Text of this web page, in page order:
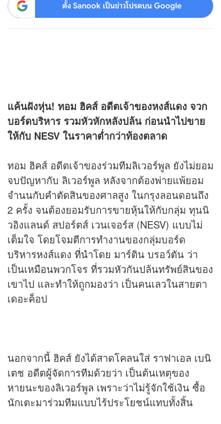
ตั้ง Sanook เป็นข่าวโปรดบน Google
แค้นฝังหุ่น! ทอม ฮิคส์ อดีตเจ้าของหงส์แดง จวก
บอร์ดบริหาร รวมหัวหักหลังปล้น ก่อนนำไปขาย
ให้กับ NESV ในราคาต่ำกว่าท้องตลาด
ทอม ฮิคส์ อดีตเจ้าของร่วมทีมลิเวอร์พูล ยังไม่ยอม
จบปัญหากับ ลิเวอร์พูล หลังจากต้องพ่ายแพ้ยอม
จำนนกับคำตัดสินของศาลสูง ในกรุงลอนดอนถึง
2 ครั้ง จนต้องยอมรับการขายหุ้นให้กับกลุ่ม ทุนนิ
วอิงแลนด์ สปอร์ตส์ เวนเจอร์ส (NESV) แบบไม่
เต็มใจ โดยโจมตีการทำงานของกลุ่มบอร์ด
บริหารหงส์แดง ที่นำโดย มาร์ติน บรอว์ตัน ว่า
เป็นเหมือนพวกโจร ที่รวมหัวกันปล้นทรัพย์สินของ
เขาไป และทำให้ถูกมองว่า เป็นคนเลวในสายตา
เดอะค็อป
นอกจากนี้ ฮิคส์ ยังได้สาดโคลนใส่ ราฟาเอล เบนิ
เตช อดีตผู้จัดการทีมด้วยว่า เป็นต้นเหตุของ
หายนะของลิเวอร์พูล เพราะว่าไม่รู้จักใช้เงิน ซื้อ
นักเตะมาร่วมทีมแบบไร้ประโยชน์แทบทั้งสิ้น